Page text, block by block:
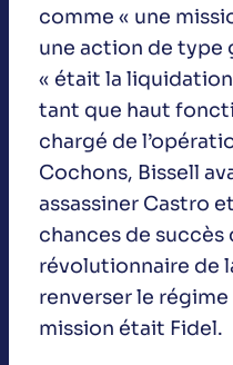
comme « une
une action de type
« était la
tant que haut
chargé de
Cochons, Bissell
assassiner Castro
chances de
révolutionnaire de
renverser le
mission était Fidel.